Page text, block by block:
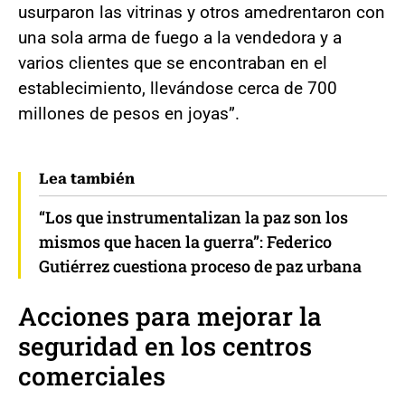
usurparon las vitrinas y otros amedrentaron con
una sola arma de fuego a la vendedora y a
varios clientes que se encontraban en el
establecimiento, llevándose cerca de 700
millones de pesos en joyas”.
Lea también
“Los que instrumentalizan la paz son los
mismos que hacen la guerra”: Federico
Gutiérrez cuestiona proceso de paz urbana
Acciones para mejorar la
seguridad en los centros
comerciales